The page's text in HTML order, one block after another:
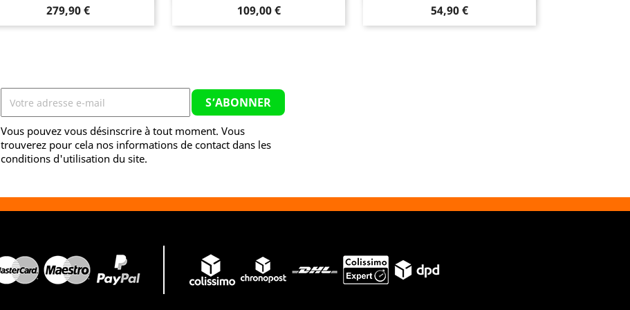
Prix
279,90 € Prix
109,00 € Prix
54,90 €
Vous pouvez vous désinscrire à tout moment. Vous
trouverez pour cela nos informations de contact dans les
conditions d'utilisation du site.